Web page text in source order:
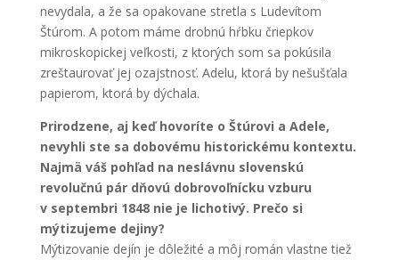
nevydala, a že sa opakovane stretla s Ludevítom
Štúrom. A potom máme drobnú hŕbku čriepkov
mikroskopickej veľkosti, z ktorých som sa pokúsila
zreštaurovať jej ozajstnosť. Adelu, ktorá by nešušťala
papierom, ktorá by dýchala.
Prirodzene, aj keď hovoríte o Štúrovi a Adele,
nevyhli ste sa dobovému historickému kontextu.
Najmä váš pohľad na neslávnu slovenskú
revolučnú pár dňovú dobrovoľnícku vzburu
v septembri 1848 nie je lichotivý. Prečo si
mýtizujeme dejiny?
Mýtizovanie dejín je dôležité a môj román vlastne tiež